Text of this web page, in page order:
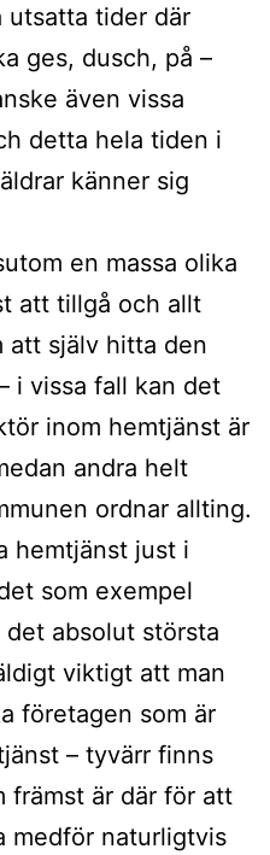
utsatta tider där
ges, dusch, på –
även vissa
detta hela tiden i
känner sig
en massa olika
att tillgå och allt
att själv hitta den
i vissa fall kan det
inom hemtjänst är
andra helt
ordnar allting.
hemtjänst just i
som exempel
absolut största
viktigt att man
företagen som är
– tyvärr finns
främst är där för att
medför naturligtvis